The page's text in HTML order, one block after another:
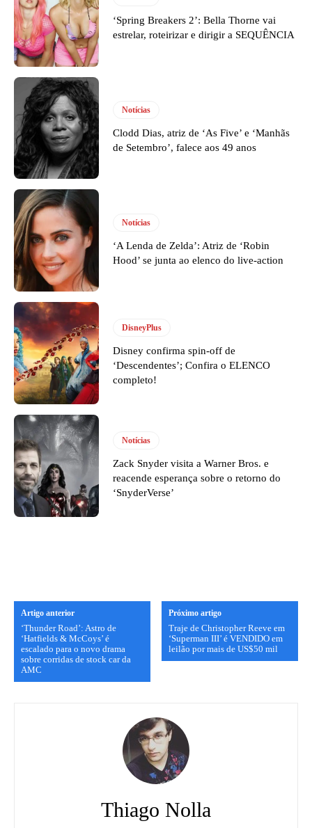
‘Spring Breakers 2’: Bella Thorne vai
estrelar, roteirizar e dirigir a SEQUÊNCIA
Notícias
Clodd Dias, atriz de ‘As Five’ e ‘Manhãs
de Setembro’, falece aos 49 anos
Notícias
‘A Lenda de Zelda’: Atriz de ‘Robin
Hood’ se junta ao elenco do live-action
DisneyPlus
Disney confirma spin-off de
‘Descendentes’; Confira o ELENCO
completo!
Notícias
Zack Snyder visita a Warner Bros. e
reacende esperança sobre o retorno do
‘SnyderVerse’
Artigo anterior
‘Thunder Road’: Astro de
‘Hatfields & McCoys’ é
escalado para o novo drama
sobre corridas de stock car da
AMC
Próximo artigo
Traje de Christopher Reeve em
‘Superman III’ é VENDIDO em
leilão por mais de US$50 mil
Thiago Nolla